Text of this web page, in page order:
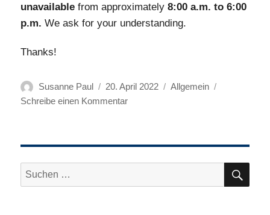
unavailable from approximately8:00 a.m. to 6:00
p.m. We ask for your understanding.
Thanks!
Autor
Susanne Paul
Veröffentlicht
am
20. April 2022 Kategorien
Allgemein
Schreibe einen Kommentarzu
!
am
Suche
nach: